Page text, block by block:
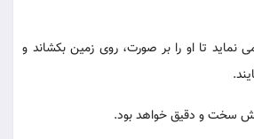
می نماید تا او را بر صورت، روی زمین بکشاند و